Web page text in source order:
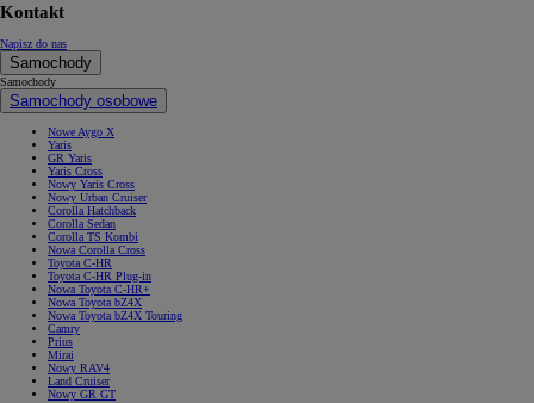
Kontakt
Napisz do nas
Samochody
Samochody
Samochody osobowe
Nowe Aygo X
Yaris
GR Yaris
Yaris Cross
Nowy Yaris Cross
Nowy Urban Cruiser
Corolla Hatchback
Corolla Sedan
Corolla TS Kombi
Nowa Corolla Cross
Toyota C-HR
Toyota C-HR Plug-in
Nowa Toyota C-HR+
Nowa Toyota bZ4X
Nowa Toyota bZ4X Touring
Camry
Prius
Mirai
Nowy RAV4
Land Cruiser
Nowy GR GT